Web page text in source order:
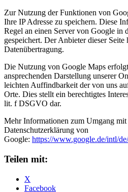
Zur Nutzung der Funktionen von
Ihre IP Adresse zu speichern. Diese
Regel an einen Server von Google in
gespeichert. Der Anbieter dieser
Datenübertragung.
Die Nutzung von Google Maps
ansprechenden Darstellung unserer
leichten Auffindbarkeit der von uns
Orte. Dies stellt ein berechtigtes
lit. f DSGVO dar.
Mehr Informationen zum Umgang
Datenschutzerklärung von
Google: https://www.google.de/intl/
Teilen mit:
X
Facebook